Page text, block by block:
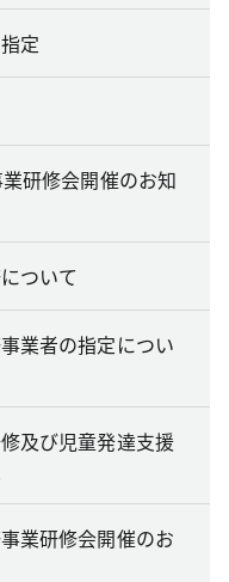
定
研修会開催のお知
ついて
業者の指定につい
及び児童発達支援
業研修会開催のお